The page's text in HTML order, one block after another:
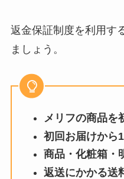
返金保証制度を利用す
ましょう。
メリフの商品を
初回お届けから
商品・化粧箱・
返送にかかる送